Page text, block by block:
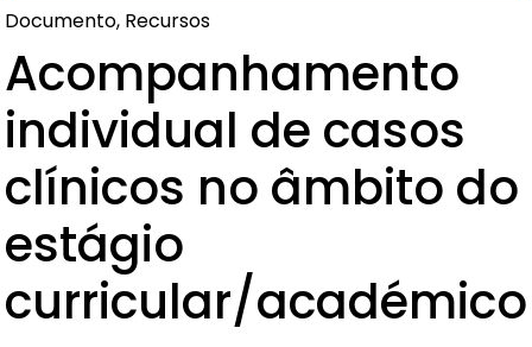
Documento, Recursos
Acompanhamento
individual de casos
clínicos no âmbito do
estágio
curricular/académico